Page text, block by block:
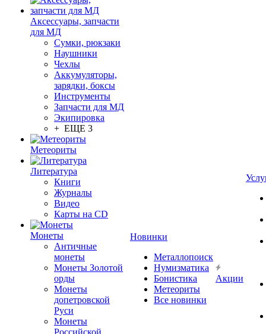
Аксессуары, запчасти
для МД
Сумки, рюкзаки
Наушники
Чехлы
Аккумуляторы,
зарядки, боксы
Инструменты
Запчасти для МД
Экипировка
+ ЕЩЕ 3
Метеориты
Литература
Книги
Журналы
Видео
Карты на CD
Монеты
Античные
монеты
Монеты Золотой
орды
Монеты
допетровской
Руси
Монеты
Российской
Новинки
Металлопоиск
Нумизматика
Бонистика
Метеориты
Все новинки
Акции